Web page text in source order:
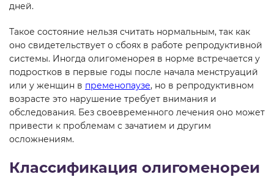
дней.
Такое состояние нельзя считать нормальным, так как
оно свидетельствует о сбоях в работе репродуктивной
системы. Иногда олигоменорея в норме встречается у
подростков в первые годы после начала менструаций
или у женщин в пременопаузе, но в репродуктивном
возрасте это нарушение требует внимания и
обследования. Без своевременного лечения оно может
привести к проблемам с зачатием и другим
осложнениям.
Классификация олигоменореи